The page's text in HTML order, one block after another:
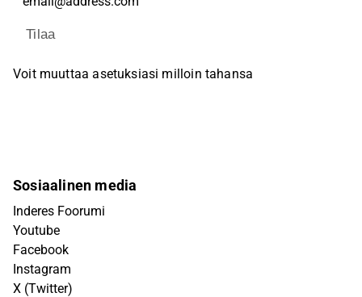
Tilaa
Voit muuttaa asetuksiasi milloin tahansa
Sosiaalinen media
Inderes Foorumi
Youtube
Facebook
Instagram
X (Twitter)